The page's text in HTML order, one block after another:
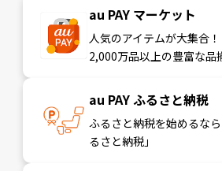
au PAY マーケット
人気のアイテムが大集合！
2,000万品以上の豊富な品
au PAY ふるさと納税
ふるさと納税を始めるな
るさと納税」